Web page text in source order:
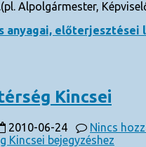
Alpolgármester,
anyagai,
Kincsei
2010-06-24 Nincs
Kincsei bejegyzéshez